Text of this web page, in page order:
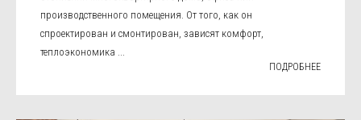
производственного помещения. От того, как он
спроектирован и смонтирован, зависят комфорт,
теплоэкономика ...
ПОДРОБНЕЕ